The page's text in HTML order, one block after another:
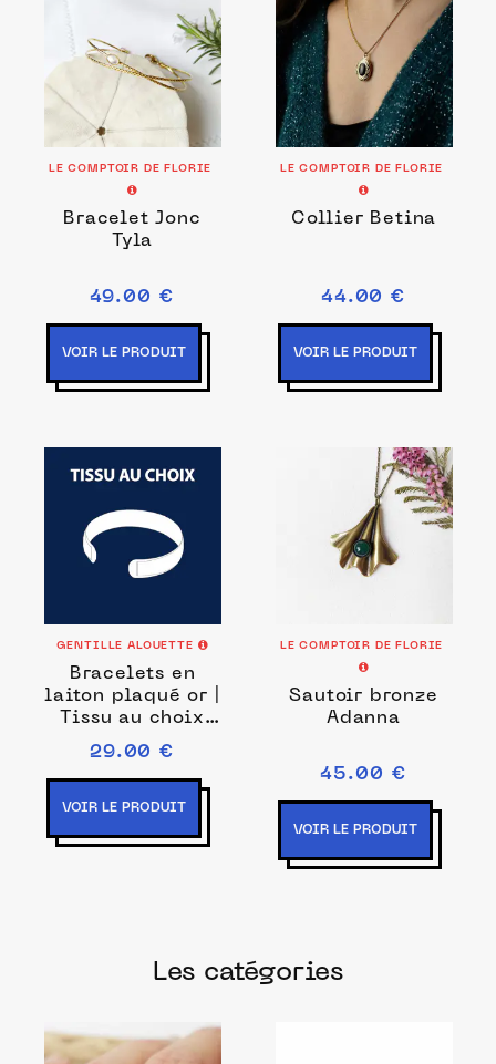
LE COMPTOIR DE FLORIE
Bracelet Jonc
Tyla
49.00 €
VOIR LE PRODUIT
LE COMPTOIR DE FLORIE
Collier Betina
44.00 €
VOIR LE PRODUIT
GENTILLE ALOUETTE
Bracelets en
laiton plaqué or |
Tissu au choix
(Couleur ou
Motif: Liberty
Emma and
Georgina Rana)
29.00 €
VOIR LE PRODUIT
LE COMPTOIR DE FLORIE
Sautoir bronze
Adanna
45.00 €
VOIR LE PRODUIT
Les catégories